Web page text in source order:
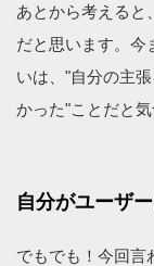
あとから考えると
だと思います。今
いは、"自分の主
かった"ことだと気
自分がユーザー
でもでも！今回言